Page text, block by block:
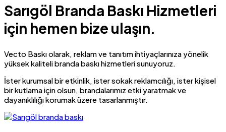
Sarıgöl Branda Baskı Hizmetleri
için hemen bize ulaşın.
Vecto Baskı olarak, reklam ve tanıtım ihtiyaçlarınıza yönelik
yüksek kaliteli branda baskı hizmetleri sunuyoruz.
İster kurumsal bir etkinlik, ister sokak reklamcılığı, ister kişisel
bir kutlama için olsun, brandalarımız etki yaratmak ve
dayanıklılığı korumak üzere tasarlanmıştır.